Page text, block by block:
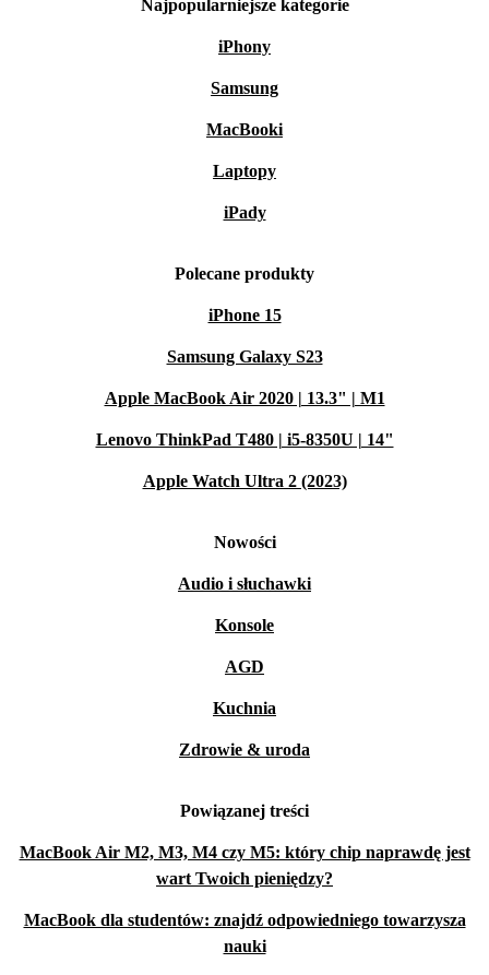
Najpopularniejsze kategorie
iPhony
Samsung
MacBooki
Laptopy
iPady
Polecane produkty
iPhone 15
Samsung Galaxy S23
Apple MacBook Air 2020 | 13.3" | M1
Lenovo ThinkPad T480 | i5-8350U | 14"
Apple Watch Ultra 2 (2023)
Nowości
Audio i słuchawki
Konsole
AGD
Kuchnia
Zdrowie & uroda
Powiązanej treści
MacBook Air M2, M3, M4 czy M5: który chip naprawdę jest
wart Twoich pieniędzy?
MacBook dla studentów: znajdź odpowiedniego towarzysza
nauki